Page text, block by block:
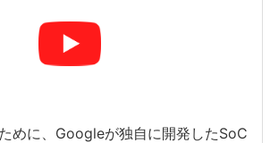
めに、Googleが独自に開発したSoC